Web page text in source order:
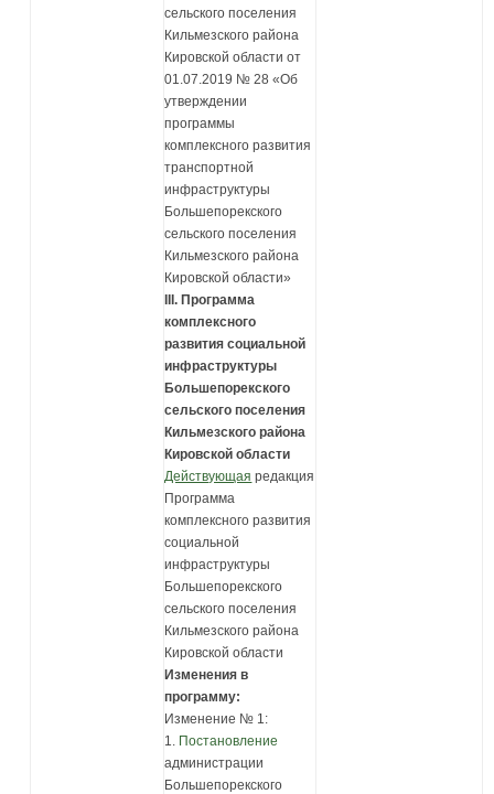
сельского поселения
Кильмезского района
Кировской области от
01.07.2019 № 28 «Об
утверждении
программы
комплексного развития
транспортной
инфраструктуры
Большепорекского
сельского поселения
Кильмезского района
Кировской области»
III. Программа
комплексного
развития социальной
инфраструктуры
Большепорекского
сельского поселения
Кильмезского района
Кировской области
Действующая редакция
Программа
комплексного развития
социальной
инфраструктуры
Большепорекского
сельского поселения
Кильмезского района
Кировской области
Изменения в
программу:
Изменение № 1:
1. Постановление
администрации
Большепорекского